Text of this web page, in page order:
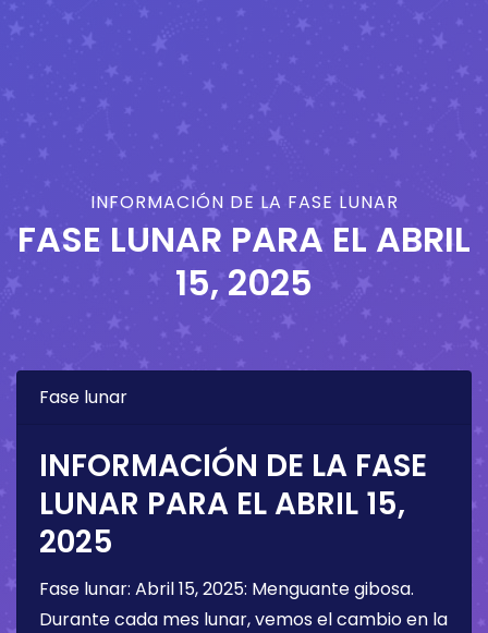
INFORMACIÓN DE LA FASE LUNAR
FASE LUNAR PARA EL ABRIL
15, 2025
Fase lunar
INFORMACIÓN DE LA FASE
LUNAR PARA EL ABRIL 15,
2025
Fase lunar: Abril 15, 2025: Menguante gibosa.
Durante cada mes lunar, vemos el cambio en la